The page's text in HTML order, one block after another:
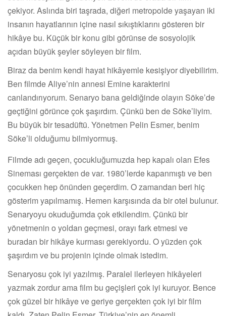
çekiyor. Aslında biri taşrada, diğeri metropolde yaşayan iki
insanın hayatlarının içine nasıl sıkıştıklarını gösteren bir
hikâye bu. Küçük bir konu gibi görünse de sosyolojik
açıdan büyük şeyler söyleyen bir film.
Biraz da benim kendi hayat hikâyemle kesişiyor diyebilirim.
Ben filmde Aliye’nin annesi Emine karakterini
canlandırıyorum. Senaryo bana geldiğinde olayın Söke’de
geçtiğini görünce çok şaşırdım. Çünkü ben de Söke’liyim.
Bu büyük bir tesadüftü. Yönetmen Pelin Esmer, benim
Söke’li olduğumu bilmiyormuş.
Filmde adı geçen, çocukluğumuzda hep kapalı olan Efes
Sineması gerçekten de var. 1980’lerde kapanmıştı ve ben
çocukken hep önünden geçerdim. O zamandan beri hiç
gösterim yapılmamış. Hemen karşısında da bir otel bulunur.
Senaryoyu okuduğumda çok etkilendim. Çünkü bir
yönetmenin o yoldan geçmesi, orayı fark etmesi ve
buradan bir hikâye kurması gerekiyordu. O yüzden çok
şaşırdım ve bu projenin içinde olmak istedim.
Senaryosu çok iyi yazılmış. Paralel ilerleyen hikâyeleri
yazmak zordur ama film bu geçişleri çok iyi kuruyor. Bence
çok güzel bir hikâye ve geriye gerçekten çok iyi bir film